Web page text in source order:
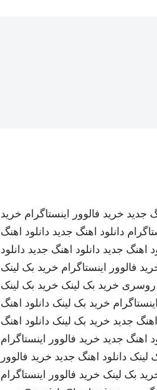
جدید خرید فالوور اینستاگرام خرید
دانلود اهنگ جدید دانلود اهنگ
اهنگ جدید دانلود اهنگ جدید دانلود
فالوور اینستاگرام خرید بک لینک
روسری خرید بک لینک خرید بک لینک
خرید بک لینک دانلود اهنگ
اهنگ جدید خرید بک لینک دانلود اهنگ
اهنگ جدید خرید فالوور اینستاگرام
لینک دانلود اهنگ جدید خرید فالوور
بک لینک خرید فالوور اینستاگرام